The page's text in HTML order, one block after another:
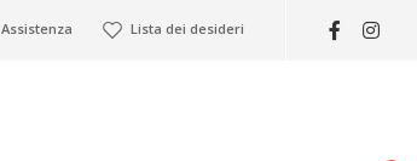
Assistenza Lista dei desideri